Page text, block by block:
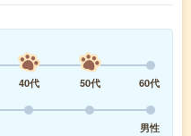
40代 50代
60代
男性